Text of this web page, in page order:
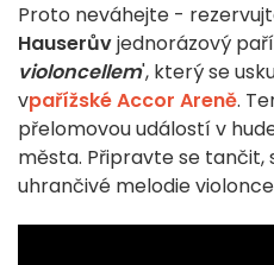
Proto neváhejte -
Hauserůvjednorázový
violoncellem', který se
vpařížské Accor Areně.
přelomovou událostí v
města. Připravte se
uhrančivé melodie